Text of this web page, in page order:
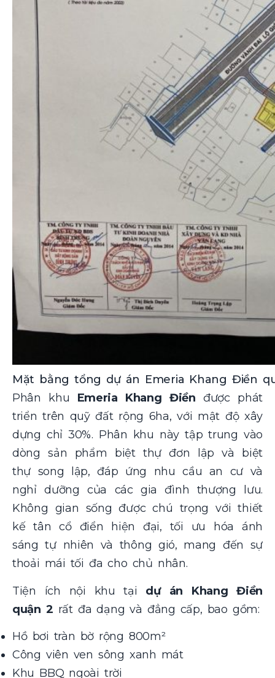
Mặt bằng tổng dự án Emeria Khang Điền
Phân khu Emeria Khang Điềnđược phát
triển trên quỹ đất rộng 6ha, với mật độ xây
dựng chỉ 30%. Phân khu này tập trung vào
dòng sản phẩm biệt thự đơn lập và biệt
thự song lập, đáp ứng nhu cầu an cư và
nghỉ dưỡng của các gia đình thượng lưu.
Không gian sống được chú trọng với thiết
kế tân cổ điển hiện đại, tối ưu hóa ánh
sáng tự nhiên và thông gió, mang đến sự
thoải mái tối đa cho chủ nhân.
Tiện ích nội khu tại dự án Khang Điền
quận 2 rất đa dạng và đẳng cấp, bao gồm:
Hồ bơi tràn bờ rộng 800m²
Công viên ven sông xanh mát
Khu BBQ ngoài trời